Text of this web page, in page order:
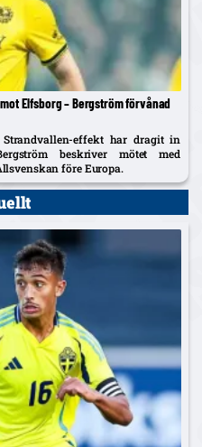
Elfsborg – Bergström förvånad
effekt har dragit in
beskriver mötet med
före Europa.